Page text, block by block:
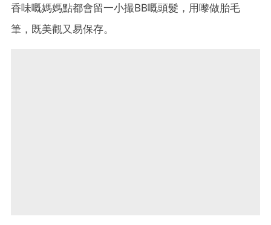
香味嘅媽媽點都會留一小撮BB嘅頭髮，用嚟做胎毛
筆，既美觀又易保存。